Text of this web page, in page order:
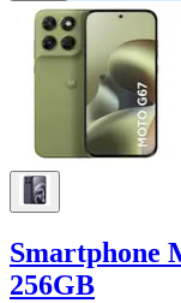
Smartphone
256GB